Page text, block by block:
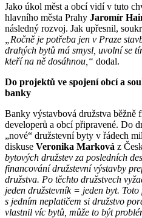
Jako úkol měst a obcí vidí v tuto
hlavního města Prahy Jaromír
následný rozvoj. Jak upřesnil,
„Ročně je potřeba jen v Praze
drahých bytů má smysl, uvolní se
kteří na ně dosáhnou,“ dodal.
Do projektů ve spojení obcí a
banky
Banky výstavbová družstva běžně
developerů a obcí připravené. Do
„nové“ družstevní byty v řádech
diskuse Veronika Marková z
bytových družstev za posledních
financování družstevní výstavby
družstva. Po těchto družstvech
jeden družstevník = jeden byt.
s jedním neplatičem si družstvo
vlastnil víc bytů, může to být